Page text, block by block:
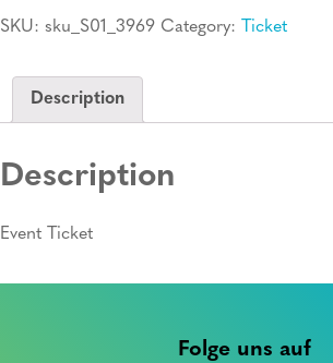
quantity
SKU: sku_S01_3969 Category: Ticket
Description
Description
Event Ticket
Folge uns auf